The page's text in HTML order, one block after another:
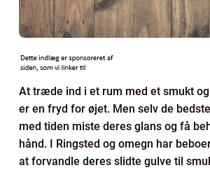
At træde ind i et rum med et smukt
er en fryd for øjet. Men selv de
med tiden miste deres glans og få
hånd. I Ringsted og omegn har
at forvandle deres slidte gulve til